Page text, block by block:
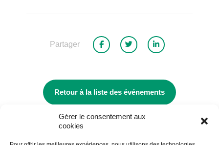
Gérer le consentement aux
cookies
Partager
Retour à la liste des événements